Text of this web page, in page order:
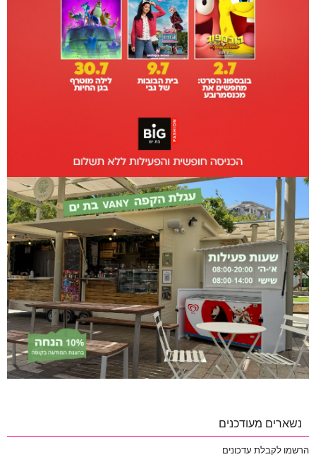
נשארים מעודכנים
הרשמו לקבלת עדכונים